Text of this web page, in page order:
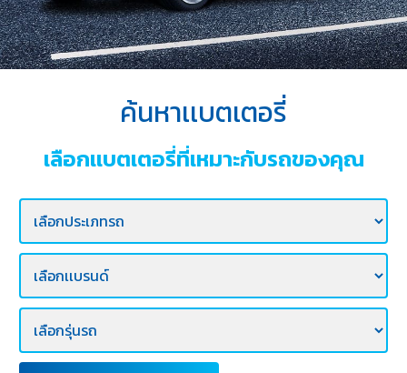
ข่าว
เเละ
กิจกรรม
กับ
ติดต่อ
เรา
E-
BUSINESS
ค้นหาเเบตเตอรี่
เลือกเเบตเตอรี่ที่เหมาะกับรถของคุณ